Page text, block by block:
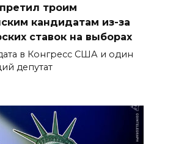
троим
кандидатам из-за
ставок на выборах
в Конгресс США и один
депутат